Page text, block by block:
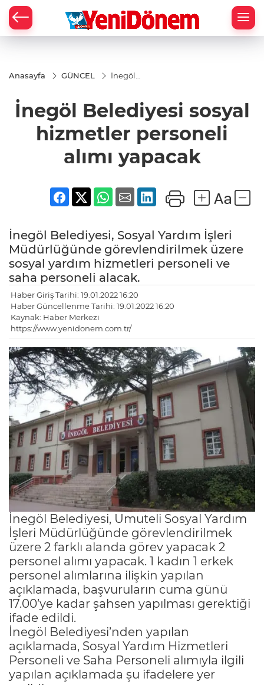
Anasayfa GÜNCEL
İnegöl
hizmetler
personeli
yapacak
İnegöl Belediyesi sosyal
hizmetler personeli
alımı yapacak
İnegöl Belediyesi, Sosyal Yardım İşleri
Müdürlüğünde görevlendirilmek üzere
sosyal yardım hizmetleri personeli ve
saha personeli alacak.
Haber Giriş Tarihi: 19.01.2022 16:20
Haber Güncellenme Tarihi: 19.01.2022 16:20
Kaynak: Haber Merkezi
https://www.yenidonem.com.tr/
İnegöl Belediyesi, Umuteli Sosyal Yardım
İşleri Müdürlüğünde görevlendirilmek
üzere 2 farklı alanda görev yapacak 2
personel alımı yapacak. 1 kadın 1 erkek
personel alımlarına ilişkin yapılan
açıklamada, başvuruların cuma günü
17.00’ye kadar şahsen yapılması gerektiği
ifade edildi.
İnegöl Belediyesi’nden yapılan
açıklamada, Sosyal Yardım Hizmetleri
Personeli ve Saha Personeli alımıyla ilgili
yapılan açıklamada şu ifadelere yer